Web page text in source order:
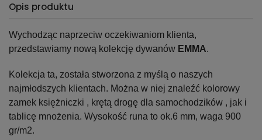
Opis produktu
Wychodząc naprzeciw oczekiwaniom klienta,
przedstawiamy nową kolekcję dywanów EMMA.
Kolekcja ta, została stworzona z myślą o naszych
najmłodszych klientach. Można w niej znaleźć kolorowy
zamek księżniczki , krętą drogę dla samochodzików , jak i
tablicę mnożenia. Wysokość runa to ok.6 mm, waga 900
gr/m2.